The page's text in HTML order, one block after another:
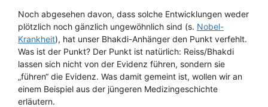
Noch abgesehen davon, dass solche Entwicklungen weder
plötzlich noch gänzlich ungewöhnlich sind (s. Nobel-
Krankheit), hat unser Bhakdi-Anhänger den Punkt verfehlt.
Was ist der Punkt? Der Punkt ist natürlich: Reiss/Bhakdi
lassen sich nicht von der Evidenz führen, sondern sie
„führen“ die Evidenz. Was damit gemeint ist, wollen wir an
einem Beispiel aus der jüngeren Medizingeschichte
erläutern.